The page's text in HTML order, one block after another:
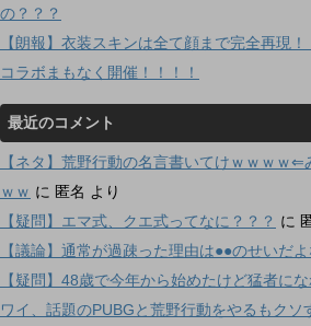
の？？？
【朗報】衣装スキンは全て顔まで完全再現
コラボまもなく開催！！！！
最近のコメント
【ネタ】荒野行動の名言書いてけｗｗｗｗ
ｗｗ に 匿名 より
【疑問】エマ式、クエ式ってなに？？？ に
【議論】通常が過疎った理由は●●のせいだ
【疑問】48歳で今年から始めたけど猛者に
ワイ、話題のPUBGと荒野行動をやるもクソ